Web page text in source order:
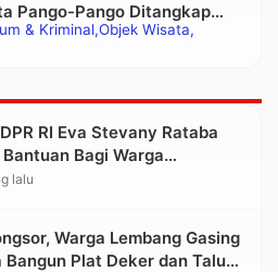
& Kriminal Objek Wisata
Pango-Pango Ditangkap
RI Eva Stevany Rataba
Bagi Warga
Longsor di Buntu Pepasan
lalu
Warga Lembang Gasing
Bangun Plat Deker dan Talut